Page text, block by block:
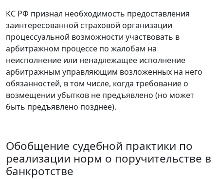
КС РФ признал необходимость предоставления
заинтересованной страховой организации
процессуальной возможности участвовать в
арбитражном процессе по жалобам на
неисполнение или ненадлежащее исполнение
арбитражным управляющим возложенных на него
обязанностей, в том числе, когда требование о
возмещении убытков не предъявлено (но может
быть предъявлено позднее).
Обобщение судебной практики по
реализации норм о поручительстве в
банкротстве